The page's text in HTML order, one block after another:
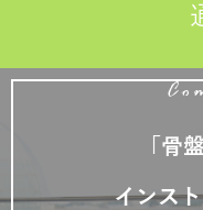
「骨
インス